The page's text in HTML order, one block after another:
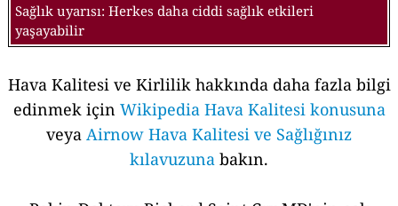
Sağlık uyarısı: Herkes daha ciddi sağlık etkileri
yaşayabilir
Hava Kalitesi ve Kirlilik hakkında daha fazla bilgi
edinmek için Wikipedia Hava Kalitesi konusuna
veya Airnow Hava Kalitesi ve Sağlığınız
kılavuzuna bakın.